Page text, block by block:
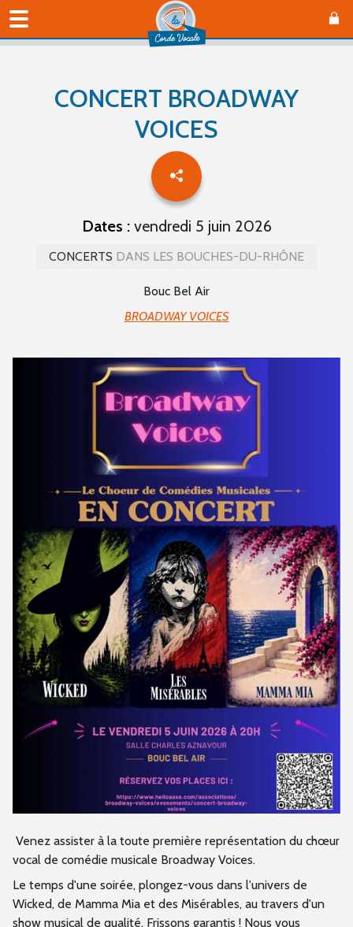
CONCERT BROADWAY
VOICES
Dates :vendredi 5 juin 2026
CONCERTS DANS LES BOUCHES-DU-RHÔNE
Bouc Bel Air
BROADWAY VOICES
Venez assister à la toute première représentation du chœur
vocal de comédie musicale Broadway Voices.
Le temps d'une soirée, plongez-vous dans l'univers de
Wicked, de Mamma Mia et des Misérables, au travers d'un
show musical de qualité. Frissons garantis ! Nous vous